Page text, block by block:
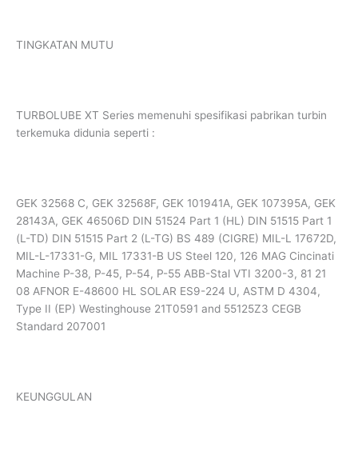
TINGKATAN MUTU
TURBOLUBE XT Series memenuhi spesifikasi pabrikan turbin
terkemuka didunia seperti :
GEK 32568 C, GEK 32568F, GEK 101941A, GEK 107395A, GEK
28143A, GEK 46506D DIN 51524 Part 1 (HL) DIN 51515 Part 1
(L-TD) DIN 51515 Part 2 (L-TG) BS 489 (CIGRE) MIL-L 17672D,
MIL-L-17331-G, MIL 17331-B US Steel 120, 126 MAG Cincinati
Machine P-38, P-45, P-54, P-55 ABB-Stal VTI 3200-3, 81 21
08 AFNOR E-48600 HL SOLAR ES9-224 U, ASTM D 4304,
Type II (EP) Westinghouse 21T0591 and 55125Z3 CEGB
Standard 207001
KEUNGGULAN